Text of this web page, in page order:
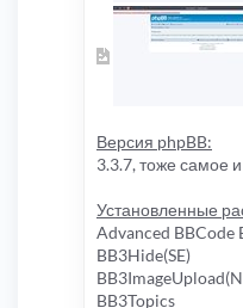
Версия phpBB:
3.3.7, тоже самое
Установленные
Advanced BBCode
BB3Hide(SE)
BB3Topics